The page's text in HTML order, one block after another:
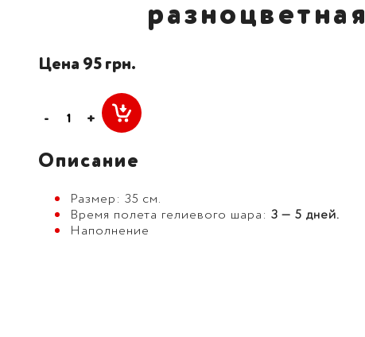
разноцветная
Цена 95 грн.
- +
Описание
Размер: 35 см.
Время полета гелиевого шара: 3 — 5 дней.
Наполнение